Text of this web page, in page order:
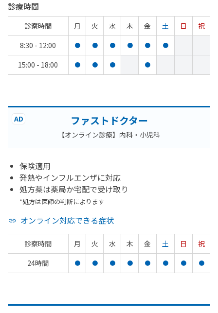
診療時間
診察時間 月 火 水 木 金 土 日
祝
8:30 - 12:00
● ● ● ● ● ●
15:00 - 18:00 ● ● ● ●
AD ファストドクター
【オンライン診療】内科・小児科
保険適用
発熱やインフルエンザに対応
処方薬は薬局か宅配で受け取り
*処方は医師の判断によります
オンライン対応できる症状
診察時間 月 火 水 木 金 土 日
祝
24時間
● ● ● ● ● ● ● ●